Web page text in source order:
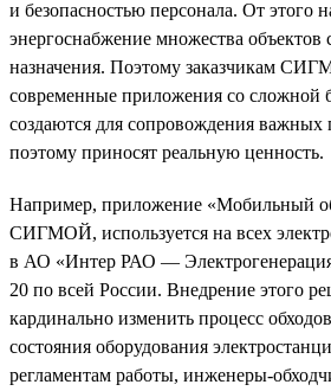
и безопасностью персонала. От этого
энергоснабжение множества объектов
назначения. Поэтому заказчикам
современные приложения со сложной
создаются для сопровождения важных
поэтому приносят реальную ценность.
Например, приложение «Мобильный
СИГМОЙ, используется на всех
в АО «Интер РАО —
20 по всей России. Внедрение этого
кардинально изменить процесс
состояния оборудования
регламентам работы, инженеры-